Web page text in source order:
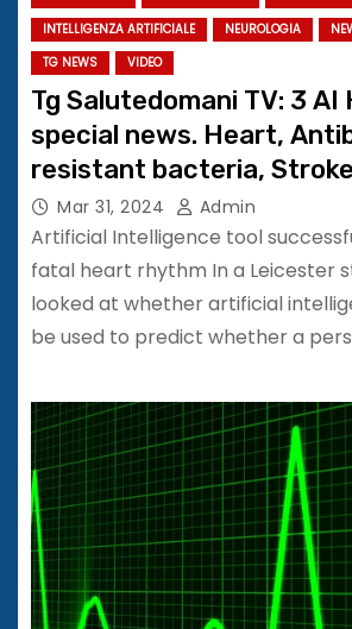
INTELLIGENZA ARTIFICIALE
NEUROLOGIA
TG NEWS
VIDEO
Tg Salutedomani TV: 3 AI
special news. Heart,
resistant bacteria, Stroke
Mar 31, 2024 Admin
Artificial Intelligence tool
fatal heart rhythm In a Leicester
looked at whether artificial
be used to predict whether a